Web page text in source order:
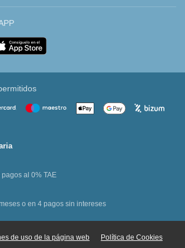
al 0% TAE
o en 4 pagos sin intereses
de uso de la página web Política de Cookies